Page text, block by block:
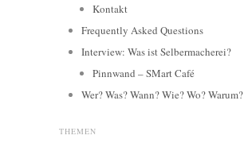
Kontakt
Frequently Asked Questions
Interview: Was ist Selbermacherei?
Pinnwand – SMart Café
Wer? Was? Wann? Wie? Wo? Warum?
THEMEN